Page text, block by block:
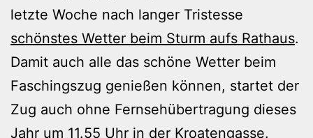
letzte Woche nach langer Tristesse
schönstes Wetter beim Sturm aufs Rathaus.
Damit auch alle das schöne Wetter beim
Faschingszug genießen können, startet der
Zug auch ohne Fernsehübertragung dieses
Jahr um 11.55 Uhr in der Kroatengasse.